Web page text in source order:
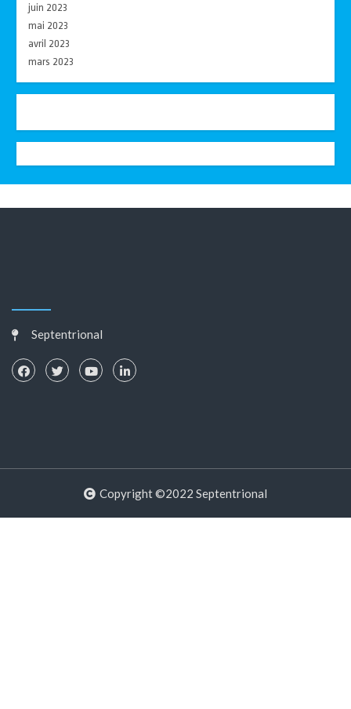
juin 2023
mai 2023
avril 2023
mars 2023
Septentrional
Copyright ©2022 Septentrional